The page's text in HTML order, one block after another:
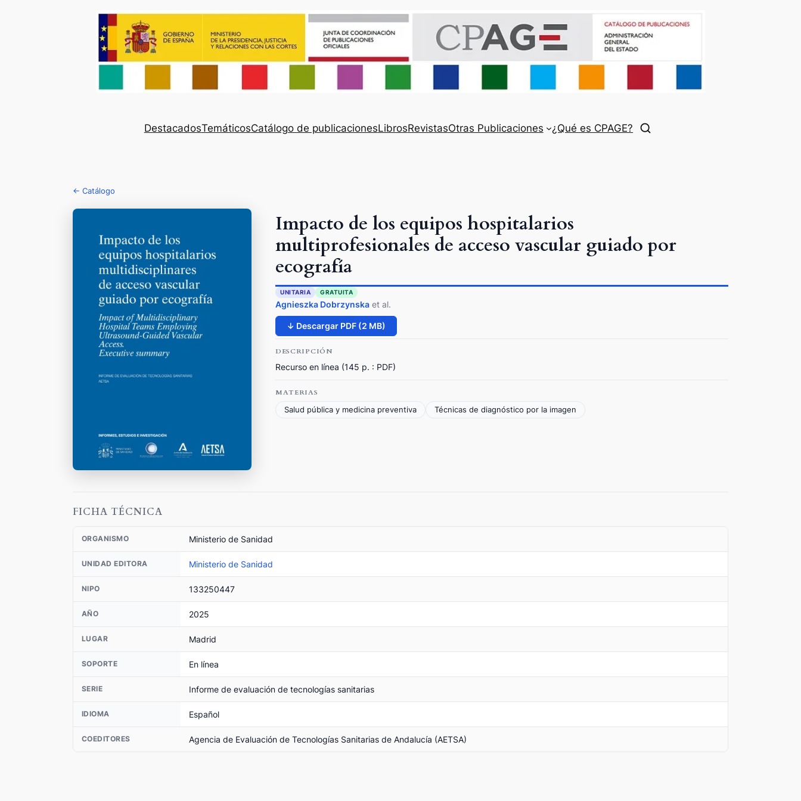
DestacadosTemáticosCatálogo de publicacionesLibrosRevistasOtras Publicaciones ¿Qué es CPAGE?
← Catálogo
Impacto de los equipos hospitalarios
multiprofesionales de acceso vascular guiado por
ecografía
UNITARIA GRATUITA
Agnieszka Dobrzynska et al.
↓ Descargar PDF (2 MB)
DESCRIPCIÓN
Recurso en línea (145 p. : PDF)
MATERIAS
Salud pública y medicina preventiva
Técnicas de diagnóstico por la imagen
FICHA TÉCNICA
ORGANISMO Ministerio de Sanidad
UNIDAD EDITORA Ministerio de Sanidad
NIPO 133250447
AÑO 2025
LUGAR Madrid
SOPORTE En línea
SERIE Informe de evaluación de tecnologías sanitarias
IDIOMA Español
COEDITORES Agencia de Evaluación de Tecnologías Sanitarias de Andalucía (AETSA)